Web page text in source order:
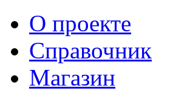
О проекте
Справочник
Магазин